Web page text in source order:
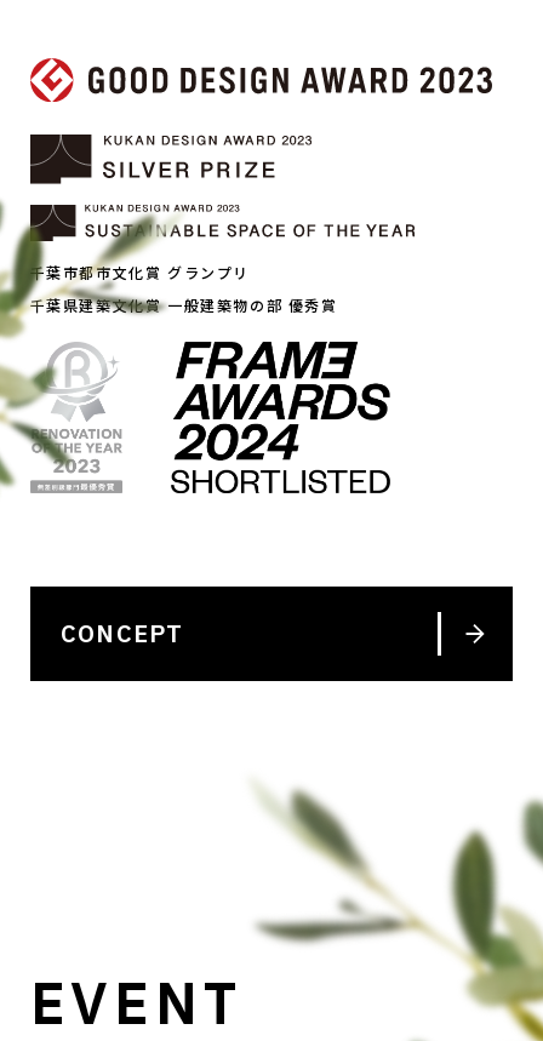
千葉市都市文化賞 グランプリ
千葉県建築文化賞 一般建築物の部 優秀賞
CONCEPT
EVENT